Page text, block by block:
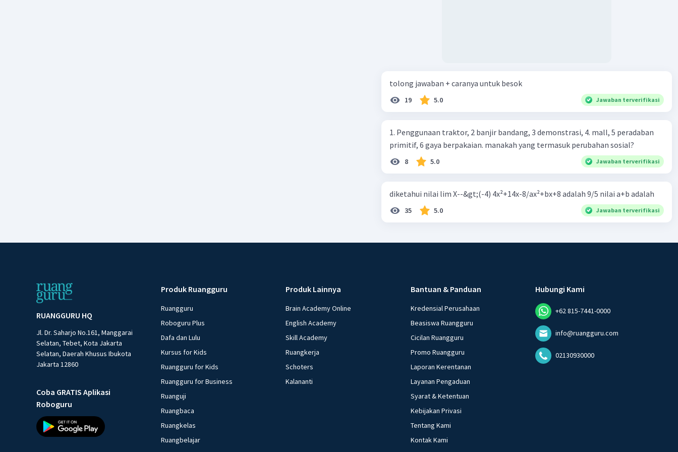
tolong jawaban + caranya untuk besok
19 5.0 Jawaban terverifikasi
1. Penggunaan traktor, 2 banjir bandang, 3 demonstrasi, 4. mall, 5 peradaban
primitif, 6 gaya berpakaian. manakah yang termasuk perubahan sosial?
8 5.0 Jawaban terverifikasi
diketahui nilai lim X--&gt;(-4) 4x²+14x-8/ax²+bx+8 adalah 9/5 nilai a+b adalah
35 5.0 Jawaban terverifikasi
RUANGGURU HQ
Jl. Dr. Saharjo No.161, Manggarai
Selatan, Tebet, Kota Jakarta
Selatan, Daerah Khusus Ibukota
Jakarta 12860
Coba GRATIS Aplikasi
Roboguru
Produk Ruangguru
Ruangguru
Roboguru Plus
Dafa dan Lulu
Kursus for Kids
Ruangguru for Kids
Ruangguru for Business
Ruanguji
Ruangbaca
Ruangkelas
Ruangbelajar
Produk Lainnya
Brain Academy Online
English Academy
Skill Academy
Ruangkerja
Schoters
Kalananti
Bantuan & Panduan
Kredensial Perusahaan
Beasiswa Ruangguru
Cicilan Ruangguru
Promo Ruangguru
Laporan Kerentanan
Layanan Pengaduan
Syarat & Ketentuan
Kebijakan Privasi
Tentang Kami
Kontak Kami
Hubungi Kami
+62 815-7441-0000
info@ruangguru.com
02130930000